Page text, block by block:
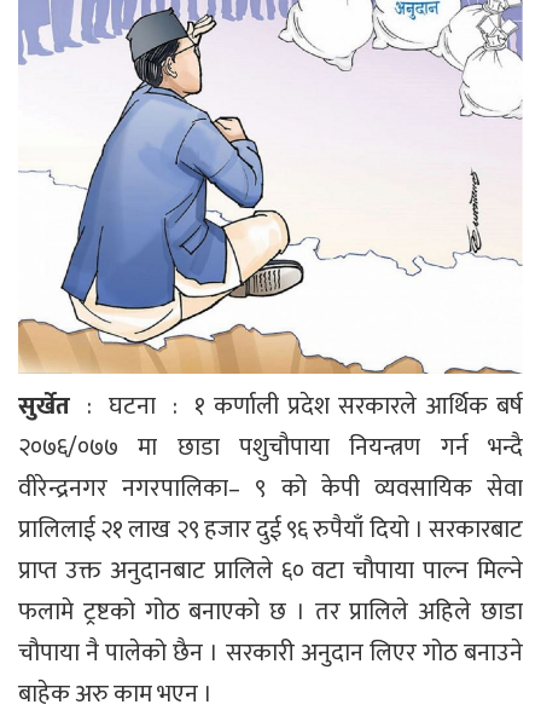
सुर्खेत : घटना : १ कर्णाली प्रदेश सरकारले आर्थिक बर्ष
२०७६/०७७ मा छाडा पशुचौपाया नियन्त्रण गर्न भन्दै
वीरेन्द्रनगर नगरपालिका– ९ को केपी व्यवसायिक सेवा
प्रालिलाई २१ लाख २९ हजार दुई ९६ रुपैयाँ दियो । सरकारबाट
प्राप्त उक्त अनुदानबाट प्रालिले ६० वटा चौपाया पाल्न मिल्ने
फलामे ट्रष्टको गोठ बनाएको छ । तर प्रालिले अहिले छाडा
चौपाया नै पालेको छैन । सरकारी अनुदान लिएर गोठ बनाउने
बाहेक अरु काम भएन ।